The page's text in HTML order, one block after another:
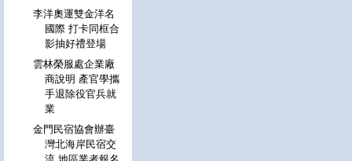
李洋奧運雙金洋名
國際 打卡同框合
影抽好禮登場
雲林榮服處企業廠
商說明 產官學攜
手退除役官兵就
業
金門民宿協會辦臺
灣北海岸民宿交